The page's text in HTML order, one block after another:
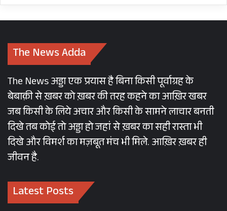
The News Adda
The News अड्डा एक प्रयास है बिना किसी पूर्वाग्रह के
बेबाक़ी से ख़बर को ख़बर की तरह कहने का आख़िर खबर
जब किसी के लिये अचार और किसी के सामने लाचार बनती
दिखे तब कोई तो अड्डा हो जहां से ख़बर का सही रास्ता भी
दिखे और विमर्श का मज़बूत मंच भी मिले. आख़िर ख़बर ही
जीवन है.
Latest Posts